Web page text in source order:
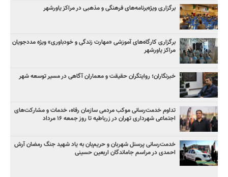
برگزاری ویژه‌برنامه‌های فرهنگی و مذهبی در مراکز یاورشهر
برگزاری کارگاه‌های آموزشی «مهارت زندگی و خودباوری» ویژه مددجویان
مراکز یاورشهر
خبرنگاران؛ روایتگران حقیقت و معماران آگاهی در مسیر توسعه شهر
تداوم خدمت‌رسانی موکب مردمی سازمان رفاه، خدمات و مشارکت‌های
اجتماعی شهرداری تهران در زرباطیه تا روز جمعه ۱۶ مرداد
خدمت‌رسانی پرسنل شهربان و حریم‌بان به یاد شهید جنگ رمضان آرش
احمدی در مراسم جاماندگان اربعین حسینی